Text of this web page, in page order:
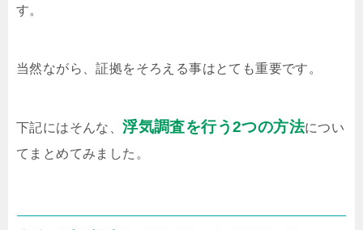
す。
当然ながら、証拠をそろえる事はとても重要です。
下記にはそんな、浮気調査を行う2つの方法につい
てまとめてみました。